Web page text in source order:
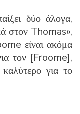
δύο άλογα,
στον Thomas»,
είναι ακόμα
τον [Froome],
για το